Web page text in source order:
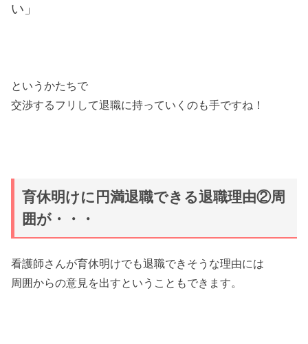
い」
というかたちで
交渉するフリして退職に持っていくのも手ですね！
育休明けに円満退職できる退職理由②周
囲が・・・
看護師さんが育休明けでも退職できそうな理由には
周囲からの意見を出すということもできます。